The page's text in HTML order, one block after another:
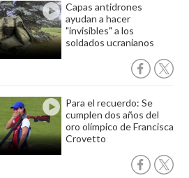
Capas antidrones
ayudan a hacer
"invisibles" a los
soldados ucranianos
Para el recuerdo: Se
cumplen dos años del
oro olímpico de Francisca
Crovetto